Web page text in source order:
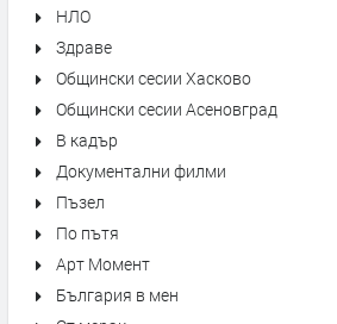
НЛО
Здраве
Общински сесии Хасково
Общински сесии Асеновград
В кадър
Документални филми
Пъзел
По пътя
Арт Момент
България в мен